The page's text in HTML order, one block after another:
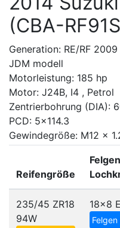
(CBA-
Generation: RE/RF
JDM modell
Motorleistung: 185 hp
Motor: J24B, I4 , Petrol
Zentrierbohrung (DIA):
PCD: 5x114.3
Gewindegröße: M12 x
Reifengröße
235/45 ZR18
94W
18x8